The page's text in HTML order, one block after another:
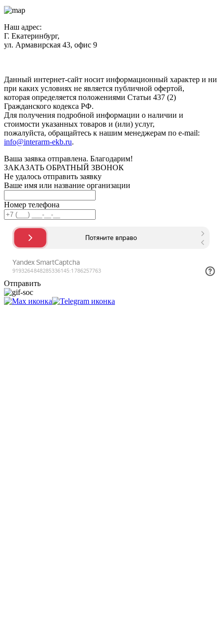
Наш адрес:
Г. Екатеринбург,
ул. Армавирская 43, офис 9
Данный интернет-сайт носит информационный характер и ни
при каких условиях не является публичной офертой,
которая определяется положениями Статьи 437 (2)
Гражданского кодекса РФ.
Для получения подробной информации о наличии и
стоимости указанных товаров и (или) услуг,
пожалуйста, обращайтесь к нашим менеджерам по e-mail:
info@interarm-ekb.ru.
Ваша заявка отправлена. Благодарим!
ЗАКАЗАТЬ ОБРАТНЫЙ ЗВОНОК
Не удалось отправить заявку
Ваше имя или название организации
Номер телефона
Отправить